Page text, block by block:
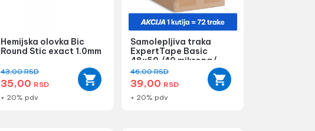
Hemijska olovka Bic
Round Stic exact 1.0mm
43,00RSD
35,00 RSD
+ 20% pdv
Samolepljiva traka
ExpertTape Basic
48x50 /40 mikrona/
providna - 1...
46,00RSD
39,00 RSD
+ 20% pdv